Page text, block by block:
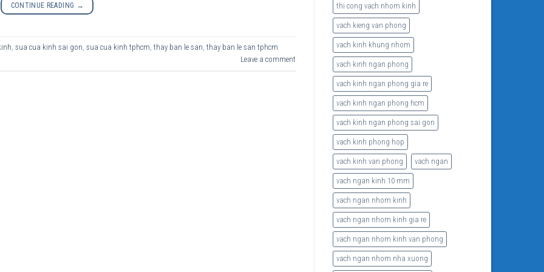
CONTINUE READING →
sua cua kinh sai gon sua cua kinh tphcm thay ban le san thay ban le san tphcm
Leave a comment
thi cong vach nhom kinh
vach kieng van phong
vach kinh khung nhom
vach kinh ngan phong
vach kinh ngan phong gia re
vach kinh ngan phong hcm
vach kinh ngan phong sai gon
vach kinh phong hop
vach kinh van phong vach ngan
vach ngan kinh 10 mm
vach ngan nhom kinh
vach ngan nhom kinh gia re
vach ngan nhom kinh van phong
vach ngan nhom nha xuong